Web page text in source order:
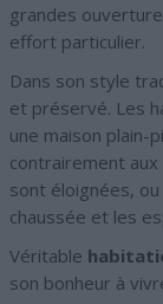
grandes
effort particulier.
Dans son style
et préservé. Les
une maison plain-
contrairement
sont éloignées,
chaussée et les
Véritable
son bonheur à